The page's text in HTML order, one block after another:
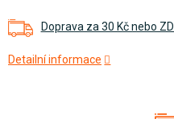
Doprava za 30 Kč nebo
Detailní informace